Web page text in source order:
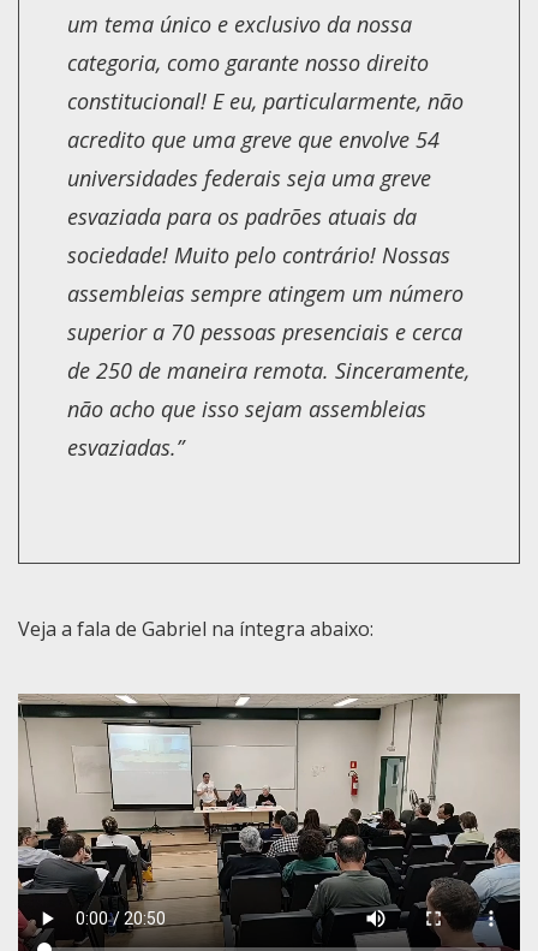
um tema único e exclusivo da nossa
categoria, como garante nosso direito
constitucional! E eu, particularmente, não
acredito que uma greve que envolve 54
universidades federais seja uma greve
esvaziada para os padrões atuais da
sociedade! Muito pelo contrário! Nossas
assembleias sempre atingem um número
superior a 70 pessoas presenciais e cerca
de 250 de maneira remota. Sinceramente,
não acho que isso sejam assembleias
esvaziadas.”
Veja a fala de Gabriel na íntegra abaixo: